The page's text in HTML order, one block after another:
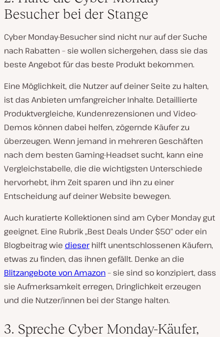
Besucher bei der Stange
Cyber Monday-Besucher sind nicht nur auf der Suche
nach Rabatten – sie wollen sichergehen, dass sie das
beste Angebot für das beste Produkt bekommen.
Eine Möglichkeit, die Nutzer auf deiner Seite zu halten,
ist das Anbieten umfangreicher Inhalte. Detaillierte
Produktvergleiche, Kundenrezensionen und Video-
Demos können dabei helfen, zögernde Käufer zu
überzeugen. Wenn jemand in mehreren Geschäften
nach dem besten Gaming-Headset sucht, kann eine
Vergleichstabelle, die die wichtigsten Unterschiede
hervorhebt, ihm Zeit sparen und ihn zu einer
Entscheidung auf deiner Website bewegen.
Auch kuratierte Kollektionen sind am Cyber Monday gut
geeignet. Eine Rubrik „Best Deals Under $50“ oder ein
Blogbeitrag wie dieserhilft unentschlossenen Käufern,
etwas zu finden, das ihnen gefällt. Denke an die
Blitzangebote von Amazon– sie sind so konzipiert, dass
sie Aufmerksamkeit erregen, Dringlichkeit erzeugen
und die Nutzer/innen bei der Stange halten.
3. Spreche Cyber Monday-Käufer,